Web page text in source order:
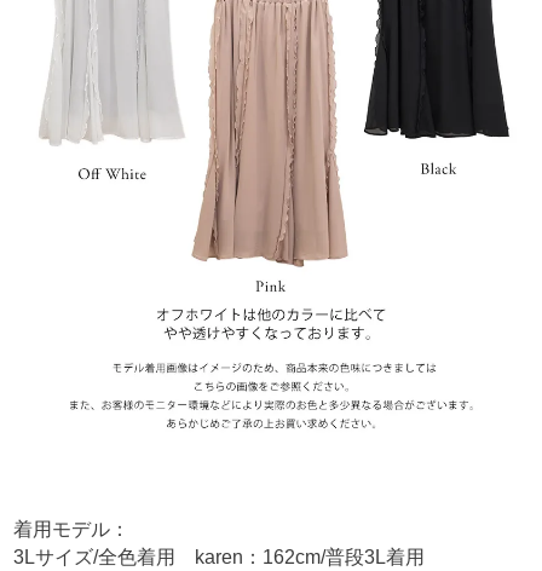
着用モデル：
3Lサイズ/全色着用 karen：162cm/普段3L着用